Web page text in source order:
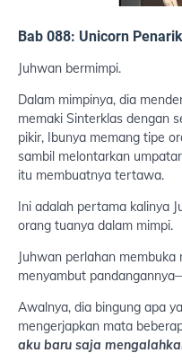
Bab 088: Unicorn
Juhwan bermimpi.
Dalam mimpinya, dia
memaki Sinterklas dengan
pikir, Ibunya memang tipe
sambil melontarkan
itu membuatnya tertawa.
Ini adalah pertama kalinya
orang tuanya dalam mimpi.
Juhwan perlahan
menyambut
Awalnya, dia bingung apa
mengerjapkan mata
aku baru saja